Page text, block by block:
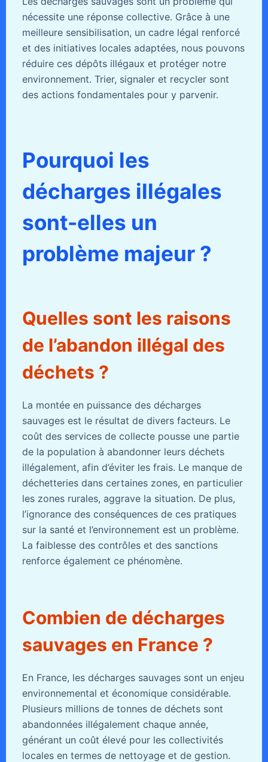
nécessite une réponse collective. Grâce à une
meilleure sensibilisation, un cadre légal renforcé
et des initiatives locales adaptées, nous pouvons
réduire ces dépôts illégaux et protéger notre
environnement. Trier, signaler et recycler sont
des actions fondamentales pour y parvenir.
Pourquoi les
décharges illégales
sont-elles un
problème majeur ?
Quelles sont les raisons
de l’abandon illégal des
déchets ?
La montée en puissance des décharges
sauvages est le résultat de divers facteurs. Le
coût des services de collecte pousse une partie
de la population à abandonner leurs déchets
illégalement, afin d’éviter les frais. Le manque de
déchetteries dans certaines zones, en particulier
les zones rurales, aggrave la situation. De plus,
l’ignorance des conséquences de ces pratiques
sur la santé et l’environnement est un problème.
La faiblesse des contrôles et des sanctions
renforce également ce phénomène.
Combien de décharges
sauvages en France ?
En France, les décharges sauvages sont un enjeu
environnemental et économique considérable.
Plusieurs millions de tonnes de déchets sont
abandonnées illégalement chaque année,
générant un coût élevé pour les collectivités
locales en termes de nettoyage et de gestion.